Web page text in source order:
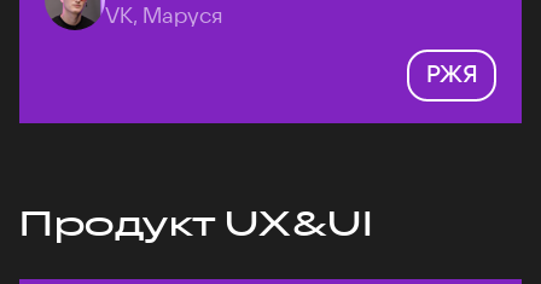
VK, Маруся
РЖЯ
Продукт UX&UI